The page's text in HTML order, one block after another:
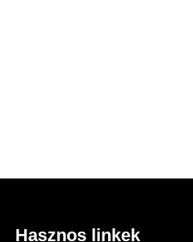
Hasznos linkek